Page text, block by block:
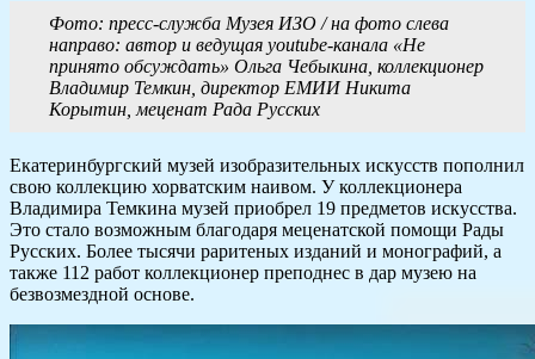
Фото: пресс-служба Музея ИЗО / на фото слева
направо: автор и ведущая youtube-канала «Не
принято обсуждать» Ольга Чебыкина, коллекционер
Владимир Темкин, директор ЕМИИ Никита
Корытин, меценат Рада Русских
Екатеринбургский музей изобразительных искусств пополнил
свою коллекцию хорватским наивом. У коллекционера
Владимира Темкина музей приобрел 19 предметов искусства.
Это стало возможным благодаря меценатской помощи Рады
Русских. Более тысячи раритеных изданий и монографий, а
также 112 работ коллекционер преподнес в дар музею на
безвозмездной основе.